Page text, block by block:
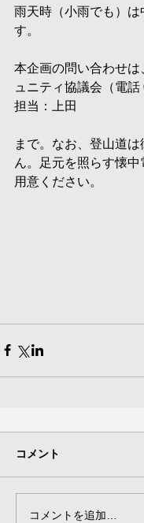
雨天時（小雨でも）は
す。
本企画の問い合わせは
ュニティ協議会（電話
担当：上田
まで。なお、登山道
ん。足元を照らす懐
用意ください。
コメント
コメントを追加…